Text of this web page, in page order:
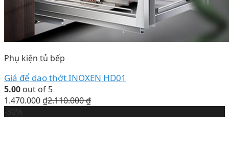
Phụ kiện tủ bếp
Giá để dao thớt INOXEN HD01
5.00 out of 5
1.470.000 ₫2.110.000₫